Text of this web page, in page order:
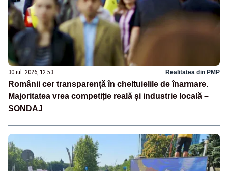
30 iul. 2026, 12:53 Realitatea din PMP
Românii cer transparență în cheltuielile de înarmare.
Majoritatea vrea competiție reală și industrie locală –
SONDAJ